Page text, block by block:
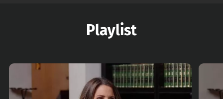
Playlist